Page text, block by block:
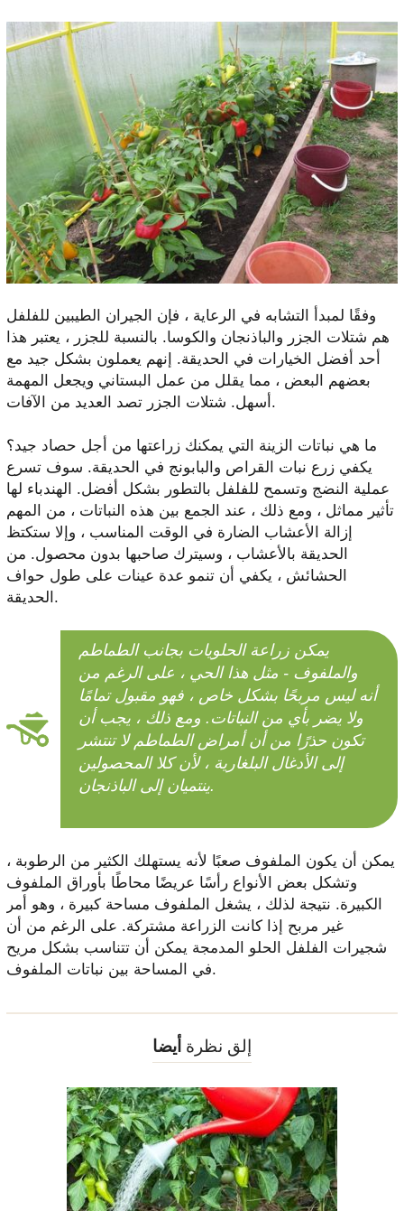
وفقًا لمبدأ التشابه في الرعاية ، فإن الجيران الطيبين للفلفل
هم شتلات الجزر والباذنجان والكوسا. بالنسبة للجزر ، يعتبر هذا
أحد أفضل الخيارات في الحديقة. إنهم يعملون بشكل جيد مع
بعضهم البعض ، مما يقلل من عمل البستاني ويجعل المهمة
أسهل. شتلات الجزر تصد العديد من الآفات.
ما هي نباتات الزينة التي يمكنك زراعتها من أجل حصاد جيد؟
يكفي زرع نبات القراص والبابونج في الحديقة. سوف تسرع
عملية النضج وتسمح للفلفل بالتطور بشكل أفضل. الهندباء لها
تأثير مماثل ، ومع ذلك ، عند الجمع بين هذه النباتات ، من المهم
إزالة الأعشاب الضارة في الوقت المناسب ، وإلا ستكتظ
الحديقة بالأعشاب ، وسيترك صاحبها بدون محصول. من
الحشائش ، يكفي أن تنمو عدة عينات على طول حواف
الحديقة.
يمكن زراعة الحلويات بجانب الطماطم
والملفوف - مثل هذا الحي ، على الرغم من
أنه ليس مربحًا بشكل خاص ، فهو مقبول تمامًا
ولا يضر بأي من النباتات. ومع ذلك ، يجب أن
تكون حذرًا من أن أمراض الطماطم لا تنتشر
إلى الأدغال البلغارية ، لأن كلا المحصولين
ينتميان إلى الباذنجان.
يمكن أن يكون الملفوف صعبًا لأنه يستهلك الكثير من الرطوبة ،
وتشكل بعض الأنواع رأسًا عريضًا محاطًا بأوراق الملفوف
الكبيرة. نتيجة لذلك ، يشغل الملفوف مساحة كبيرة ، وهو أمر
غير مربح إذا كانت الزراعة مشتركة. على الرغم من أن
شجيرات الفلفل الحلو المدمجة يمكن أن تتناسب بشكل مريح
في المساحة بين نباتات الملفوف.
إلق نظرة أيضا